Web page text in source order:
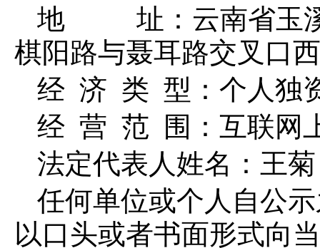
地
址：云南省玉
棋阳路与聂耳路交叉口
经 济 类 型： 个人独
经 营 范
围：互联网
法定代表人姓名： 王菊
任何单位或个人自公
以口头或者书面形式向